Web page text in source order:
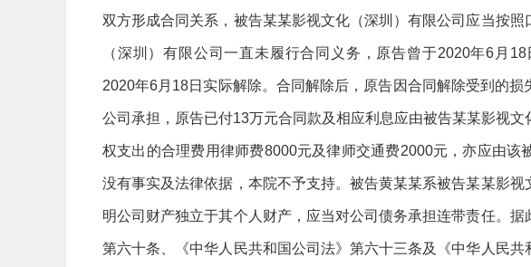
双方形成合同关系，被告某某影视文化（深圳）有限公司应当按
（深圳）有限公司一直未履行合同义务，原告曾于2020年6月
2020年6月18日实际解除。合同解除后，原告因合同解除受到的
公司承担，原告已付13万元合同款及相应利息应由被告某某影视
权支出的合理费用律师费8000元及律师交通费2000元，亦应由该
没有事实及法律依据，本院不予支持。被告黄某某系被告某某影
明公司财产独立于其个人财产，应当对公司债务承担连带责任。据
第六十条、《中华人民共和国公司法》第六十三条及《中华人民